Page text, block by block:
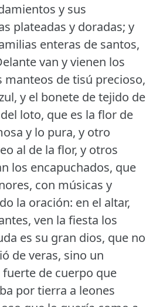
y sus
plateadas y doradas; y
enteras de santos,
van y vienen los
manteos de tisú precioso,
y el bonete de tejido de
loto, que es la flor de
y lo pura, y otro
al de la flor, y otros
los encapuchados, que
con músicas y
la oración: en el altar,
ven la fiesta los
es su gran dios, que no
de veras, sino un
de cuerpo que
por tierra a leones